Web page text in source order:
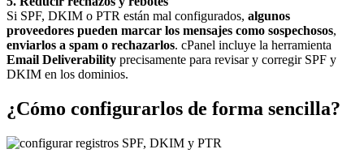
Si SPF, DKIM o PTR están mal configurados, algunos
proveedores pueden marcar los mensajes como sospechosos,
enviarlos a spam o rechazarlos. cPanel incluye la herramienta
Email Deliverability precisamente para revisar y corregir SPF y
DKIM en los dominios.
¿Cómo configurarlos de forma sencilla?